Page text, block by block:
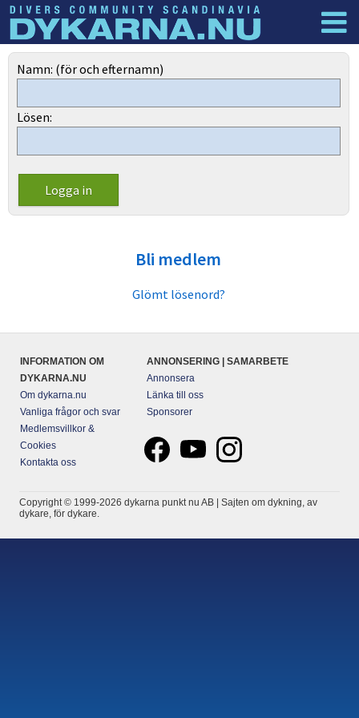
Dyknyheter
Namn: (för och efternamn)
Lösen:
Bli medlem
Glömt lösenord?
INFORMATION OM
DYKARNA.NU
Om dykarna.nu
Vanliga frågor och svar
Medlemsvillkor &
Cookies
Kontakta oss
ANNONSERING | SAMARBETE
Annonsera
Länka till oss
Sponsorer
Copyright © 1999-2026 dykarna punkt nu AB | Sajten om dykning, av
dykare, för dykare.